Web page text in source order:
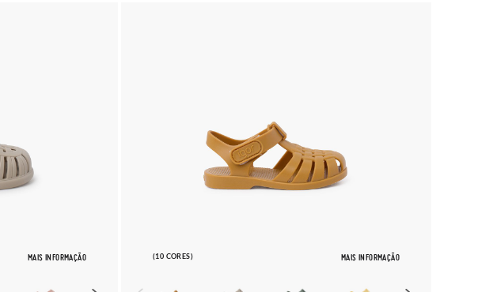
MAIS INFORMAÇÃO (10 CORES) MAIS INFORMAÇÃO